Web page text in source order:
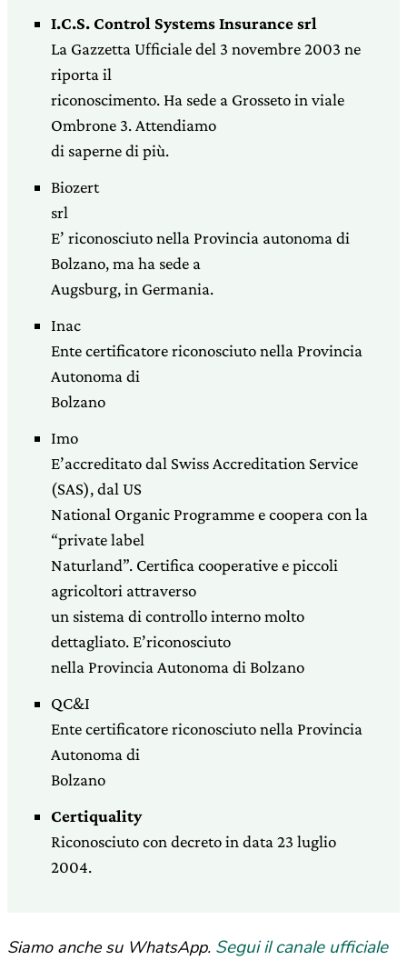
I.C.S. Control Systems Insurance srl
La Gazzetta Ufficiale del 3 novembre 2003 ne
riporta il
riconoscimento. Ha sede a Grosseto in viale
Ombrone 3. Attendiamo
di saperne di più.
Biozert
srl
E’ riconosciuto nella Provincia autonoma di
Bolzano, ma ha sede a
Augsburg, in Germania.
Inac
Ente certificatore riconosciuto nella Provincia
Autonoma di
Bolzano
Imo
E’accreditato dal Swiss Accreditation Service
(SAS), dal US
National Organic Programme e coopera con la
“private label
Naturland”. Certifica cooperative e piccoli
agricoltori attraverso
un sistema di controllo interno molto
dettagliato. E’riconosciuto
nella Provincia Autonoma di Bolzano
QC&I
Ente certificatore riconosciuto nella Provincia
Autonoma di
Bolzano
Certiquality
Riconosciuto con decreto in data 23 luglio
2004.
Siamo anche su WhatsApp. Segui il canale ufficiale